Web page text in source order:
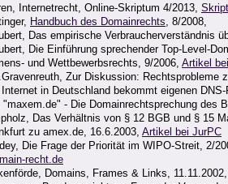
Internetrecht, Online-Skriptum 4/2013,
Handbuch des Domainrechts , 8/2008,
Das empirische Verbraucherverständnis
Die Einführung sprechender Top-Level-
und Wettbewerbsrechts, 9/2006, Artikel
Zur Diskussion: Rechtsprobleme
in Deutschland bekommt eigenen
"maxem.de" - Die Domainrechtsprechung des
Das Verhältnis von § 12 BGB und § 15
zu amex.de, 16.6.2003, Artikel bei JurPC
Die Frage der Priorität im WIPO-Streit, 2/
recht.de
Domains, Frames & Links,